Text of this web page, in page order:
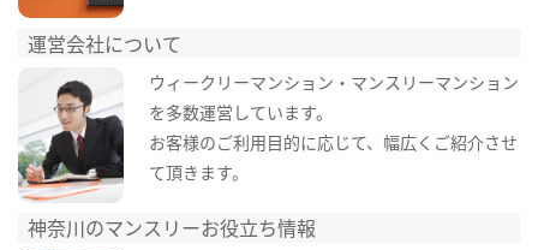
運営会社について
ウィークリーマンション・マンスリーマンション
を多数運営しています。
お客様のご利用目的に応じて、幅広くご紹介させ
て頂きます。
神奈川のマンスリーお役立ち情報